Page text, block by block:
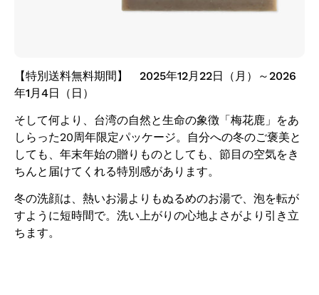
【特別送料無料期間】 2025年12月22日（月）～2026
年1月4日（日）
そして何より、台湾の自然と生命の象徴「梅花鹿」をあ
しらった20周年限定パッケージ。自分への冬のご褒美と
しても、年末年始の贈りものとしても、節目の空気をき
ちんと届けてくれる特別感があります。
冬の洗顔は、熱いお湯よりもぬるめのお湯で、泡を転が
すように短時間で。洗い上がりの心地よさがより引き立
ちます。